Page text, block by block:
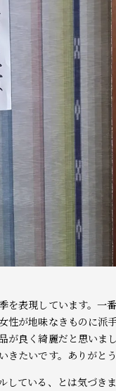
を表現しています。一
性が地味なきものに派
が良く綺麗だと思いま
きたいです。ありがと
している、とは気づき